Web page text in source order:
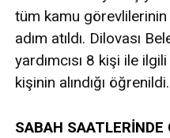
tüm kamu görevlilerinin
adım atıldı. Dilovası
yardımcısı 8 kişi ile ilgili
kişinin alındığı öğrenildi.
SABAH